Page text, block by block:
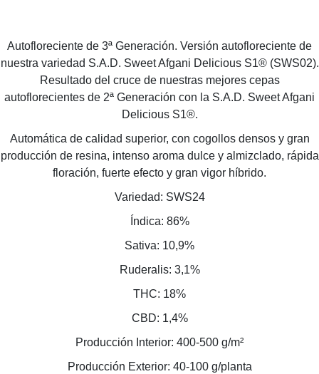
Autofloreciente de 3ª Generación. Versión autofloreciente de
nuestra variedad S.A.D. Sweet Afgani Delicious S1® (SWS02).
Resultado del cruce de nuestras mejores cepas
autoflorecientes de 2ª Generación con la S.A.D. Sweet Afgani
Delicious S1®.
Automática de calidad superior, con cogollos densos y gran
producción de resina, intenso aroma dulce y almizclado, rápida
floración, fuerte efecto y gran vigor híbrido.
Variedad: SWS24
Índica: 86%
Sativa: 10,9%
Ruderalis: 3,1%
THC: 18%
CBD: 1,4%
Producción Interior: 400-500 g/m²
Producción Exterior: 40-100 g/planta